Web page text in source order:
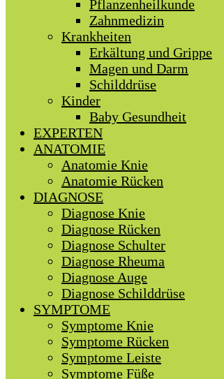
Pflanzenheilkunde
Zahnmedizin
Krankheiten
Erkältung und Grippe
Magen und Darm
Schilddrüse
Kinder
Baby Gesundheit
EXPERTEN
ANATOMIE
Anatomie Knie
Anatomie Rücken
DIAGNOSE
Diagnose Knie
Diagnose Rücken
Diagnose Schulter
Diagnose Rheuma
Diagnose Auge
Diagnose Schilddrüse
SYMPTOME
Symptome Knie
Symptome Rücken
Symptome Leiste
Symptome Füße